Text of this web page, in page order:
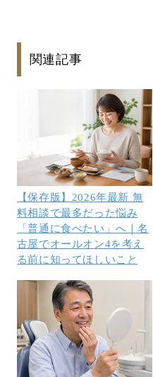
関連記事
【保存版】2026年最新 無
料相談で最多だった悩み
「普通に食べたい」へ｜名
古屋でオールオン4を考え
る前に知ってほしいこと